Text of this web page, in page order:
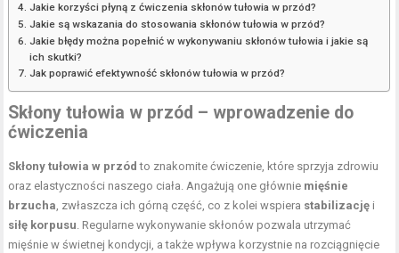
Jakie korzyści płyną z ćwiczenia skłonów tułowia w przód?
Jakie są wskazania do stosowania skłonów tułowia w przód?
Jakie błędy można popełnić w wykonywaniu skłonów tułowia i jakie są
ich skutki?
Jak poprawić efektywność skłonów tułowia w przód?
Skłony tułowia w przód – wprowadzenie do
ćwiczenia
Skłony tułowia w przód to znakomite ćwiczenie, które sprzyja zdrowiu
oraz elastyczności naszego ciała. Angażują one głównie mięśnie
brzucha, zwłaszcza ich górną część, co z kolei wspiera stabilizację i
siłę korpusu. Regularne wykonywanie skłonów pozwala utrzymać
mięśnie w świetnej kondycji, a także wpływa korzystnie na rozciągnięcie